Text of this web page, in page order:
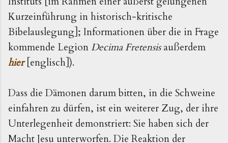
Kurzeinführung in historisch-kritische
Bibelauslegung]; Informationen über die in Frage
kommende LegionDecima Fretensisaußerdem
hier [englisch]).
Dass die Dämonen darum bitten, in die Schweine
einfahren zu dürfen, ist ein weiterer Zug, der ihre
Unterlegenheit demonstriert: Sie haben sich der
Macht Jesu unterworfen. Die Reaktion der